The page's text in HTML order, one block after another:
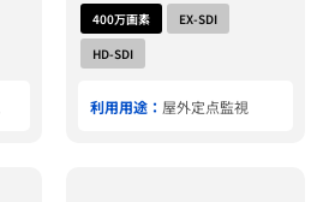
400万画素
EX-SDI
HD-SDI
利用用途： 屋外定点監視